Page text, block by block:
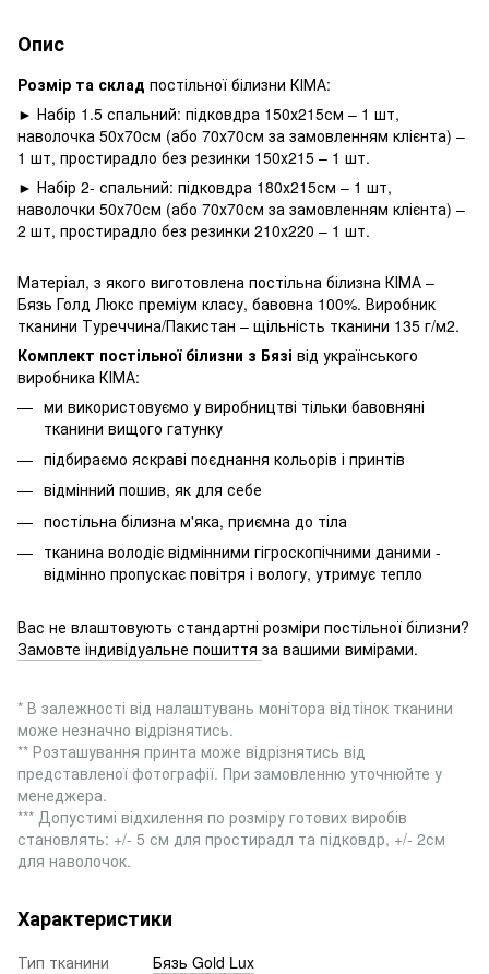
Опис
Розмір та склад постільної білизни КІМА:
► Набір 1.5 спальний: підковдра 150х215см – 1 шт,
наволочка 50х70см (або 70х70см за замовленням клієнта) –
1 шт, простирадло без резинки 150х215 – 1 шт.
► Набір 2- спальний: підковдра 180х215см – 1 шт,
наволочки 50х70см (або 70х70см за замовленням клієнта) –
2 шт, простирадло без резинки 210х220 – 1 шт.
Матеріал, з якого виготовлена постільна білизна КІМА –
Бязь Голд Люкс преміум класу, бавовна 100%. Виробник
тканини Туреччина/Пакистан – щільність тканини 135 г/м2.
Комплект постільної білизни з Бязі від українського
виробника КІМА:
ми використовуємо у виробництві тільки бавовняні
тканини вищого гатунку
підбираємо яскраві поєднання кольорів і принтів
відмінний пошив, як для себе
постільна білизна м'яка, приємна до тіла
тканина володіє відмінними гігроскопічними даними -
відмінно пропускає повітря і вологу, утримує тепло
Вас не влаштовують стандартні розміри постільної білизни?
Замовте індивідуальне пошиття за вашими вимірами.
* В залежності від налаштувань монітора відтінок тканини
може незначно відрізнятись.
** Розташування принта може відрізнятись від
представленої фотографії. При замовленню уточнюйте у
менеджера.
*** Допустимі відхилення по розміру готових виробів
становлять: +/- 5 см для простирадл та підковдр, +/- 2см
для наволочок.
Характеристики
Тип тканини
Бязь Gold Lux